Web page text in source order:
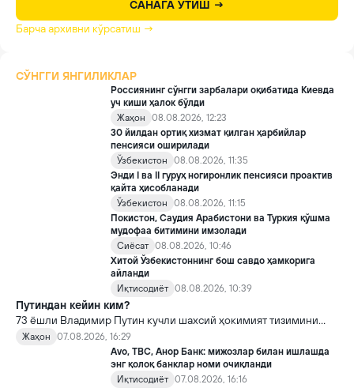
САНАГА ЎТИШ →
Барча архивни кўрсатиш →
СЎНГГИ ЯНГИЛИКЛАР
Россиянинг сўнгги зарбалари оқибатида Киевда
уч киши ҳалок бўлди
Жаҳон
08.08.2026, 12:23
30 йилдан ортиқ хизмат қилган ҳарбийлар
пенсияси оширилади
Ўзбекистон
08.08.2026, 11:35
Энди I ва II гуруҳ ногиронлик пенсияси проактив
қайта ҳисобланади
Ўзбекистон
08.08.2026, 11:15
Покистон, Саудия Арабистони ва Туркия қўшма
мудофаа битимини имзолади
Сиёсат 08.08.2026, 10:46
Хитой Ўзбекистоннинг бош савдо ҳамкорига
айланди
Иқтисодиёт 08.08.2026, 10:39
Путиндан кейин ким?
73 ёшли Владимир Путин кучли шахсий ҳокимият тизимини
яратди, аммо ундан кейин ким келиши ва ҳокимиятни
топшириш механизми ҳали ноаниқ. Таҳлилчилар фикрича, бу
Кремлда ворислик жангига олиб келиши мумкин.
Жаҳон
07.08.2026, 16:29
Avo, TBC, Анор Банк: мижозлар билан ишлашда
энг қолоқ банклар номи очиқланди
Иқтисодиёт 07.08.2026, 16:16